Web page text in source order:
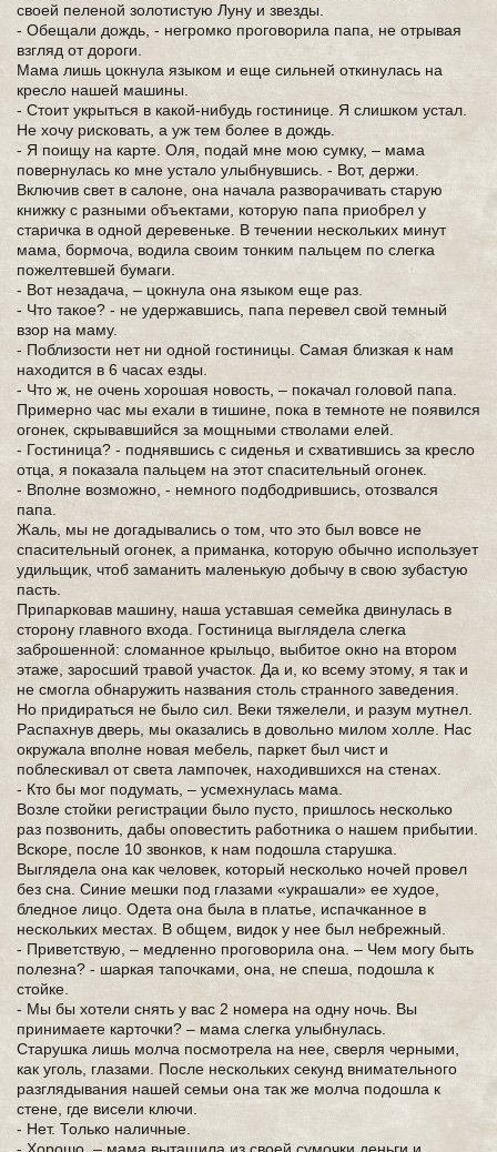
своей пеленой золотистую Луну и звезды.
- Обещали дождь, - негромко проговорила папа, не отрывая
взгляд от дороги.
Мама лишь цокнула языком и еще сильней откинулась на
кресло нашей машины.
- Стоит укрыться в какой-нибудь гостинице. Я слишком устал.
Не хочу рисковать, а уж тем более в дождь.
- Я поищу на карте. Оля, подай мне мою сумку, – мама
повернулась ко мне устало улыбнувшись. - Вот, держи.
Включив свет в салоне, она начала разворачивать старую
книжку с разными объектами, которую папа приобрел у
старичка в одной деревеньке. В течении нескольких минут
мама, бормоча, водила своим тонким пальцем по слегка
пожелтевшей бумаги.
- Вот незадача, – цокнула она языком еще раз.
- Что такое? - не удержавшись, папа перевел свой темный
взор на маму.
- Поблизости нет ни одной гостиницы. Самая близкая к нам
находится в 6 часах езды.
- Что ж, не очень хорошая новость, – покачал головой папа.
Примерно час мы ехали в тишине, пока в темноте не появился
огонек, скрывавшийся за мощными стволами елей.
- Гостиница? - поднявшись с сиденья и схватившись за кресло
отца, я показала пальцем на этот спасительный огонек.
- Вполне возможно, - немного подбодрившись, отозвался
папа.
Жаль, мы не догадывались о том, что это был вовсе не
спасительный огонек, а приманка, которую обычно использует
удильщик, чтоб заманить маленькую добычу в свою зубастую
пасть.
Припарковав машину, наша уставшая семейка двинулась в
сторону главного входа. Гостиница выглядела слегка
заброшенной: сломанное крыльцо, выбитое окно на втором
этаже, заросший травой участок. Да и, ко всему этому, я так и
не смогла обнаружить названия столь странного заведения.
Но придираться не было сил. Веки тяжелели, и разум мутнел.
Распахнув дверь, мы оказались в довольно милом холле. Нас
окружала вполне новая мебель, паркет был чист и
поблескивал от света лампочек, находившихся на стенах.
- Кто бы мог подумать, – усмехнулась мама.
Возле стойки регистрации было пусто, пришлось несколько
раз позвонить, дабы оповестить работника о нашем прибытии.
Вскоре, после 10 звонков, к нам подошла старушка.
Выглядела она как человек, который несколько ночей провел
без сна. Синие мешки под глазами «украшали» ее худое,
бледное лицо. Одета она была в платье, испачканное в
нескольких местах. В общем, видок у нее был небрежный.
- Приветствую, – медленно проговорила она. – Чем могу быть
полезна? - шаркая тапочками, она, не спеша, подошла к
стойке.
- Мы бы хотели снять у вас 2 номера на одну ночь. Вы
принимаете карточки? – мама слегка улыбнулась.
Старушка лишь молча посмотрела на нее, сверля черными,
как уголь, глазами. После нескольких секунд внимательного
разглядывания нашей семьи она так же молча подошла к
стене, где висели ключи.
- Нет. Только наличные.